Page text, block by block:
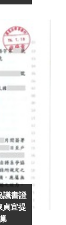
議書證
貞宜提